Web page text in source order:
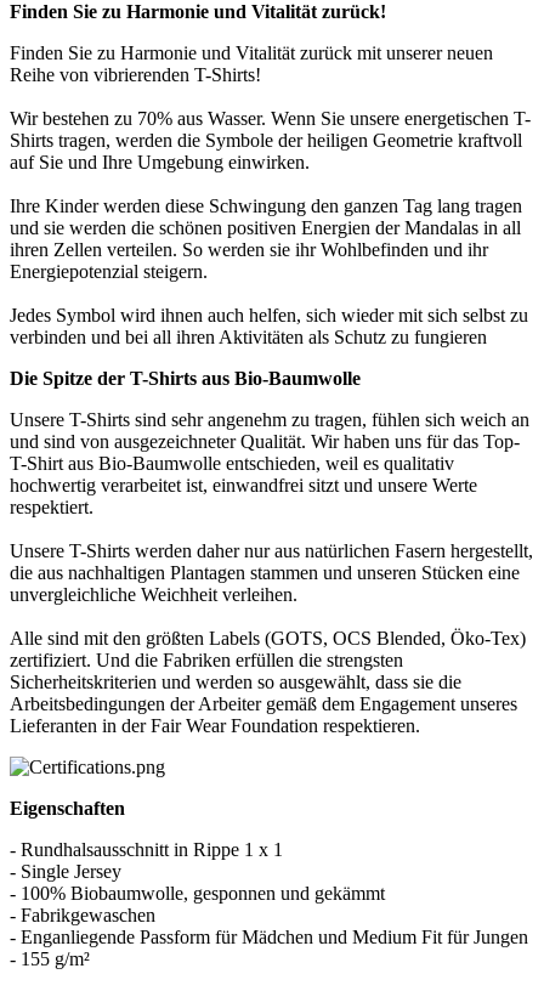
Finden Sie zu Harmonie und Vitalität zurück!
Finden Sie zu Harmonie und Vitalität zurück mit unserer neuen
Reihe von vibrierenden T-Shirts!
Wir bestehen zu 70% aus Wasser. Wenn Sie unsere energetischen T-
Shirts tragen, werden die Symbole der heiligen Geometrie kraftvoll
auf Sie und Ihre Umgebung einwirken.
Ihre Kinder werden diese Schwingung den ganzen Tag lang tragen
und sie werden die schönen positiven Energien der Mandalas in all
ihren Zellen verteilen. So werden sie ihr Wohlbefinden und ihr
Energiepotenzial steigern.
Jedes Symbol wird ihnen auch helfen, sich wieder mit sich selbst zu
verbinden und bei all ihren Aktivitäten als Schutz zu fungieren
Die Spitze der T-Shirts aus Bio-Baumwolle
Unsere T-Shirts sind sehr angenehm zu tragen, fühlen sich weich an
und sind von ausgezeichneter Qualität. Wir haben uns für das Top-
T-Shirt aus Bio-Baumwolle entschieden, weil es qualitativ
hochwertig verarbeitet ist, einwandfrei sitzt und unsere Werte
respektiert.
Unsere T-Shirts werden daher nur aus natürlichen Fasern hergestellt,
die aus nachhaltigen Plantagen stammen und unseren Stücken eine
unvergleichliche Weichheit verleihen.
Alle sind mit den größten Labels (GOTS, OCS Blended, Öko-Tex)
zertifiziert. Und die Fabriken erfüllen die strengsten
Sicherheitskriterien und werden so ausgewählt, dass sie die
Arbeitsbedingungen der Arbeiter gemäß dem Engagement unseres
Lieferanten in der Fair Wear Foundation respektieren.
Eigenschaften
- Rundhalsausschnitt in Rippe 1 x 1
- Single Jersey
- 100% Biobaumwolle, gesponnen und gekämmt
- Fabrikgewaschen
- Enganliegende Passform für Mädchen und Medium Fit für Jungen
- 155 g/m²